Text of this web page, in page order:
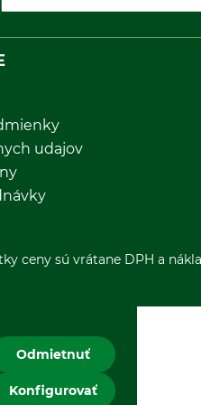
udajov
ceny sú vrátane DPH a
Odmietnuť
Konfigurovať